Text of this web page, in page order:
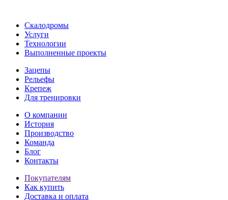
Скалодромы
Услуги
Технологии
Выполненные проекты
Зацепы
Рельефы
Крепеж
Для тренировки
О компании
История
Производство
Команда
Блог
Контакты
Покупателям
Как купить
Доставка и оплата